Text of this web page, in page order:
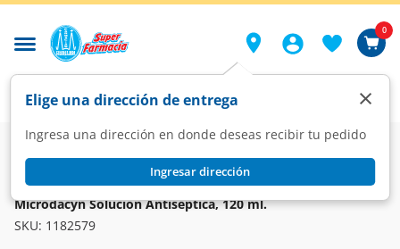
Elige una dirección de entrega
Ingresa una dirección en donde deseas recibir tu pedido
×
Antisépticos y Antibacterianos
MICRODACYN
Microdacyn Solución Antiséptica, 120 ml.
SKU:1182579